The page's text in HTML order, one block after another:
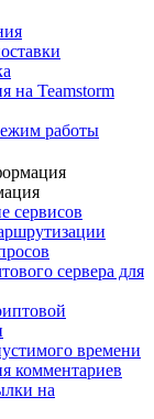
на Teamstorm
работы
сервисов
сервера для
времени
комментариев
на